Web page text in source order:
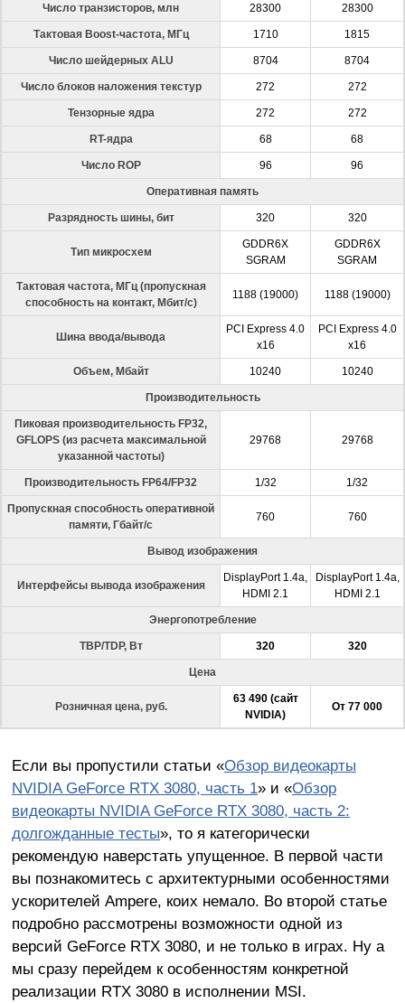
Число транзисторов, млн 28300 28300
Тактовая Boost-частота, МГц 1710 1815
Число шейдерных ALU 8704 8704
Число блоков наложения текстур 272 272
Тензорные ядра 272 272
RT-ядра 68 68
Число ROP 96 96
Оперативная память
Разрядность шины, бит 320 320
Тип микросхем
GDDR6X
SGRAM
GDDR6X
SGRAM
Тактовая частота, МГц (пропускная
способность на контакт, Мбит/с)
1188 (19000) 1188 (19000)
Шина ввода/вывода
PCI Express 4.0
x16
PCI Express 4.0
x16
Объем, Мбайт 10240 10240
Производительность
Пиковая производительность FP32,
GFLOPS (из расчета максимальной
указанной частоты)
29768 29768
Производительность FP64/FP32 1/32 1/32
Пропускная способность оперативной
памяти, Гбайт/с
760 760
Вывод изображения
Интерфейсы вывода изображения
DisplayPort 1.4a,
HDMI 2.1
DisplayPort 1.4a,
HDMI 2.1
Энергопотребление
TBP/TDP, Вт 320 320
Цена
Розничная цена, руб.
63 490 (сайт
NVIDIA)
От 77 000
Если вы пропустили статьи «Обзор видеокарты
NVIDIA GeForce RTX 3080, часть 1» и «Обзор
видеокарты NVIDIA GeForce RTX 3080, часть 2:
долгожданные тесты», то я категорически
рекомендую наверстать упущенное. В первой части
вы познакомитесь с архитектурными особенностями
ускорителей Ampere, коих немало. Во второй статье
подробно рассмотрены возможности одной из
версий GeForce RTX 3080, и не только в играх. Ну а
мы сразу перейдем к особенностям конкретной
реализации RTX 3080 в исполнении MSI.